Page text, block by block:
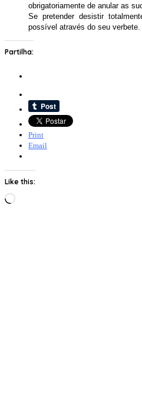
obrigatoriamente de anular as
Se pretender desistir
possível através do seu verbete.
Partilha:
Print
Email
Like this:
Loading…